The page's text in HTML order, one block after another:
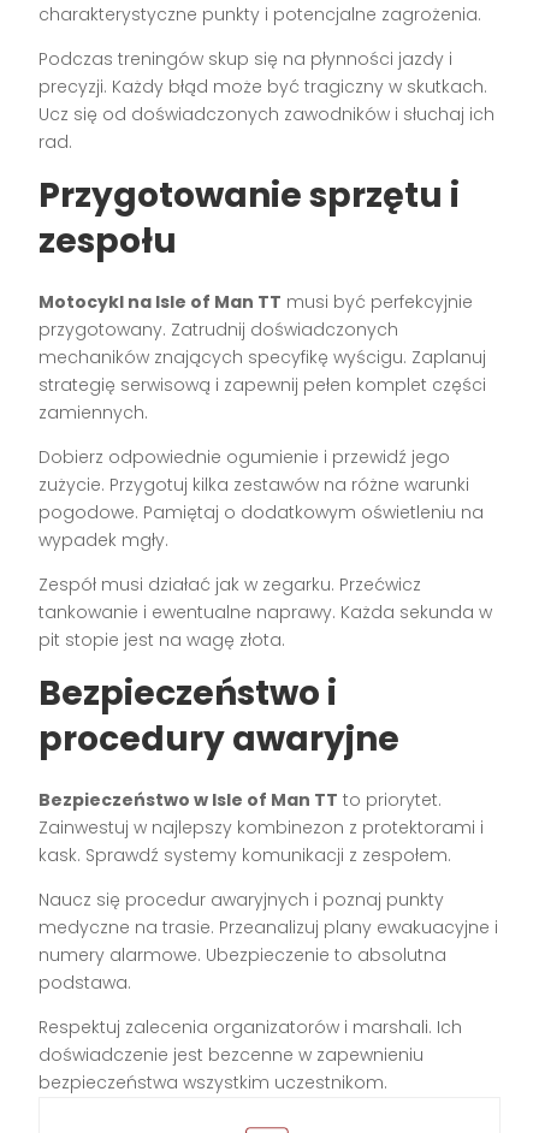
charakterystyczne punkty i potencjalne zagrożenia.
Podczas treningów skup się na płynności jazdy i
precyzji. Każdy błąd może być tragiczny w skutkach.
Ucz się od doświadczonych zawodników i słuchaj ich
rad.
Przygotowanie sprzętu i
zespołu
Motocykl na Isle of Man TT musi być perfekcyjnie
przygotowany. Zatrudnij doświadczonych
mechaników znających specyfikę wyścigu. Zaplanuj
strategię serwisową i zapewnij pełen komplet części
zamiennych.
Dobierz odpowiednie ogumienie i przewidź jego
zużycie. Przygotuj kilka zestawów na różne warunki
pogodowe. Pamiętaj o dodatkowym oświetleniu na
wypadek mgły.
Zespół musi działać jak w zegarku. Przećwicz
tankowanie i ewentualne naprawy. Każda sekunda w
pit stopie jest na wagę złota.
Bezpieczeństwo i
procedury awaryjne
Bezpieczeństwo w Isle of Man TT to priorytet.
Zainwestuj w najlepszy kombinezon z protektorami i
kask. Sprawdź systemy komunikacji z zespołem.
Naucz się procedur awaryjnych i poznaj punkty
medyczne na trasie. Przeanalizuj plany ewakuacyjne i
numery alarmowe. Ubezpieczenie to absolutna
podstawa.
Respektuj zalecenia organizatorów i marshali. Ich
doświadczenie jest bezcenne w zapewnieniu
bezpieczeństwa wszystkim uczestnikom.